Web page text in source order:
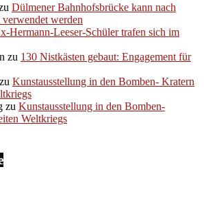
Dülmener Bahnhofsbrücke kann nach
werden
Hermann-Leeser-Schüler trafen sich im
zu 130 Nistkästen gebaut: Engagement für
Kunstausstellung in den Bomben- Kratern
zu Kunstausstellung in den Bomben-
Weltkriegs